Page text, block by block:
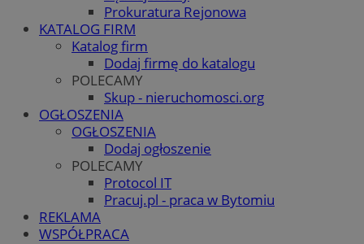
Prokuratura Rejonowa
KATALOG FIRM
Katalog firm
Dodaj firmę do katalogu
POLECAMY
Skup - nieruchomosci.org
OGŁOSZENIA
OGŁOSZENIA
Dodaj ogłoszenie
POLECAMY
Protocol IT
Pracuj.pl - praca w Bytomiu
REKLAMA
WSPÓŁPRACA